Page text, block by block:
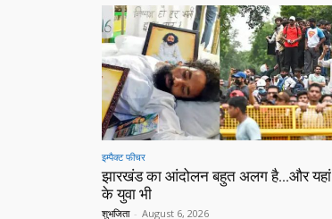
इम्पैक्ट फीचर
झारखंड का आंदोलन बहुत अलग है…और यहां
के युवा भी
शुभजिता - August 6, 2026